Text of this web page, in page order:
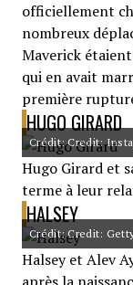
officiellement
nombreux
Maverick
qui en avait
première
HUGO GIRARD
Crédit: Credit:
Hugo Girard et
terme à leur
HALSEY
Crédit: Credit:
Halsey et Alev